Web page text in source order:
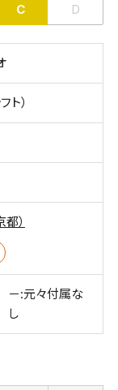
C D
）
）
－:元々付属な
し